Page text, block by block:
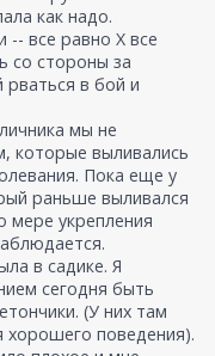
как надо.
-- все равно Х все
со стороны за
рваться в бой и
мы не
которые выливались
Пока еще у
раньше выливался
мере укрепления
в садике. Я
сегодня быть
(У них там
хорошего поведения).